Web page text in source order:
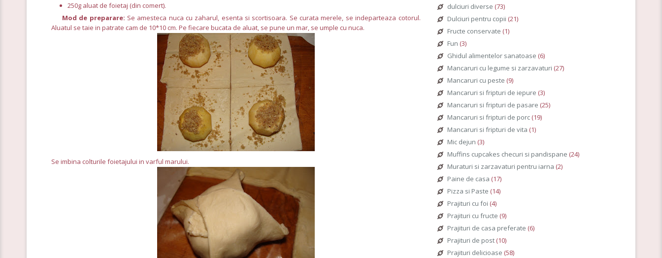
250g aluat de foietaj (din comert).
Mod de preparare: Se amesteca nuca cu zaharul, esenta si scortisoara. Se curata merele, se indeparteaza cotorul.
Aluatul se taie in patrate cam de 10*10 cm. Pe fiecare bucata de aluat, se pune un mar, se umple cu nuca.
Se imbina colturile foietajului in varful marului.
dulciuri diverse (73)
Dulciuri pentru copii (21)
Fructe conservate (1)
Fun (3)
Ghidul alimentelor sanatoase (6)
Mancaruri cu legume si zarzavaturi (27)
Mancaruri cu peste (9)
Mancaruri si fripturi de iepure (3)
Mancaruri si fripturi de pasare (25)
Mancaruri si fripturi de porc (19)
Mancaruri si fripturi de vita (1)
Mic dejun (3)
Muffins cupcakes checuri si pandispane (24)
Muraturi si zarzavaturi pentru iarna (2)
Paine de casa (17)
Pizza si Paste (14)
Prajituri cu foi (4)
Prajituri cu fructe (9)
Prajituri de casa preferate (6)
Prajituri de post (10)
Prajituri delicioase (58)